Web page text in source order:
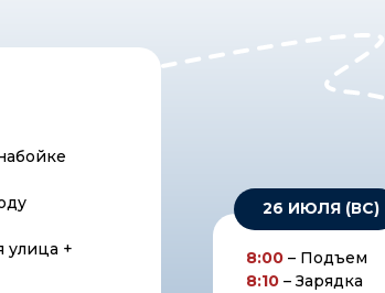
улица +
26 ИЮЛЯ (ВС)
8:00 – Подъем
8:10 – Зарядка